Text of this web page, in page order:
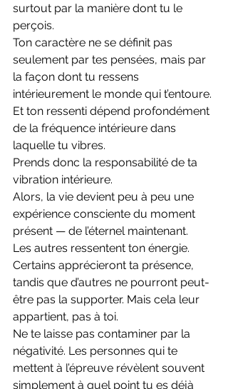
surtout par la manière dont tu le
perçois.
Ton caractère ne se définit pas
seulement par tes pensées, mais par
la façon dont tu ressens
intérieurement le monde qui t’entoure.
Et ton ressenti dépend profondément
de la fréquence intérieure dans
laquelle tu vibres.
Prends donc la responsabilité de ta
vibration intérieure.
Alors, la vie devient peu à peu une
expérience consciente du moment
présent — de l’éternel maintenant.
Les autres ressentent ton énergie.
Certains apprécieront ta présence,
tandis que d’autres ne pourront peut-
être pas la supporter. Mais cela leur
appartient, pas à toi.
Ne te laisse pas contaminer par la
négativité. Les personnes qui te
mettent à l’épreuve révèlent souvent
simplement à quel point tu es déjà